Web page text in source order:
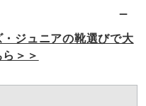
ジュニアの靴選びで大
＞＞